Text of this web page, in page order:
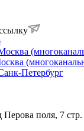
Петербург
Перова поля, 7 стр.